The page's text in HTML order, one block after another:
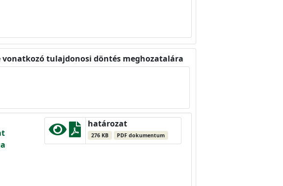
tulajdonosi döntés meghozatalára
határozat
276 KB PDF dokumentum